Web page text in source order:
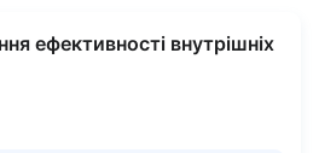
ефективності внутрішніх